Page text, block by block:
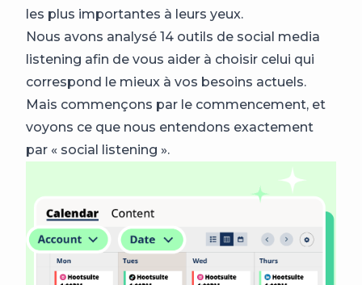
les plus importantes à leurs yeux.
Nous avons analysé 14 outils de social media
listening afin de vous aider à choisir celui qui
correspond le mieux à vos besoins actuels.
Mais commençons par le commencement, et
voyons ce que nous entendons exactement
par « social listening ».